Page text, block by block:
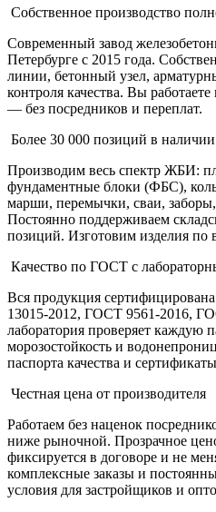
Собственное производство
Современный завод
Петербурге с 2015 года.
линии, бетонный узел,
контроля качества. Вы
— без посредников и переплат.
Более 30 000 позиций в наличии
Производим весь спектр ЖБИ:
фундаментные блоки (ФБС),
марши, перемычки, сваи,
Постоянно поддерживаем
позиций. Изготовим изделия по
Качество по ГОСТ с
Вся продукция
13015-2012, ГОСТ 9561-2016,
лаборатория проверяет каждую
морозостойкость и
паспорта качества и
Честная цена от производителя
Работаем без наценок
ниже рыночной. Прозрачное
фиксируется в договоре и не
комплексные заказы и
условия для застройщиков и